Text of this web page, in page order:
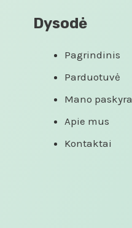
Dysodė
Pagrindinis
Parduotuvė
Mano paskyra
Apie mus
Kontaktai